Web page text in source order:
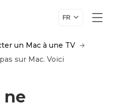
FR
un Mac à une TV
sur Mac. Voici
ne